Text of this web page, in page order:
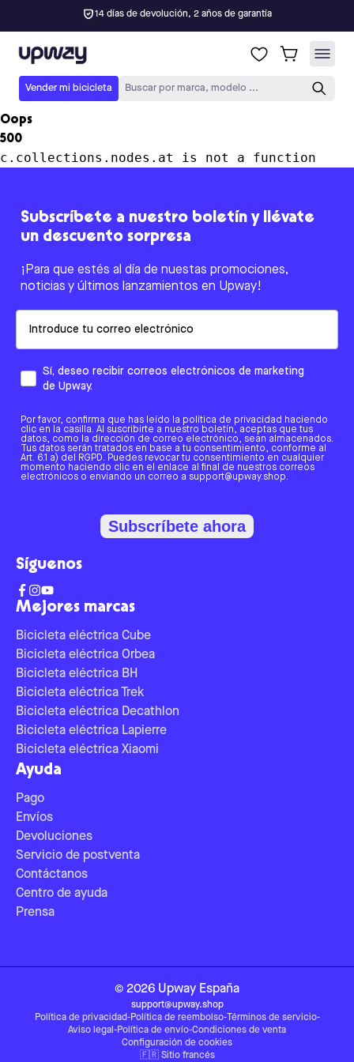
14 días de devolución, 2 años de garantía
Upway
Vender mi bicicleta Buscar por marca, modelo ...
Oops
500
c.collections.nodes.at is not a function
Mejores marcas
Bicicleta eléctrica Cube
Bicicleta eléctrica Orbea
Bicicleta eléctrica BH
Bicicleta eléctrica Trek
Bicicleta eléctrica Decathlon
Bicicleta eléctrica Lapierre
Bicicleta eléctrica Xiaomi
Ayuda
Pago
Envíos
Devoluciones
Servicio de postventa
Contáctanos
Centro de ayuda
Prensa
Subscríbete a nuestro boletín y llévate
un descuento sorpresa
¡Para que estés al día de nuestas promociones,
noticias y últimos lanzamientos en Upway!
Sí, deseo recibir correos electrónicos de marketing
de Upway.
Por favor, confirma que has leído la política de privacidad haciendo
clic en la casilla. Al suscribirte a nuestro boletín, aceptas que tus
datos, como la dirección de correo electrónico, sean almacenados.
Tus datos serán tratados en base a tu consentimiento, conforme al
Art. 6.1 a) del RGPD. Puedes revocar tu consentimiento en cualquier
momento haciendo clic en el enlace al final de nuestros correos
electrónicos o enviando un correo a support@upway.shop.
Subscríbete ahora
Síguenos
© 2026 Upway España
support@upway.shop
Política de privacidad-Política de reembolso-Términos de servicio-
Aviso legal -Política de envío-Condiciones de venta
Configuración de cookies
🇫🇷 Sitio francés